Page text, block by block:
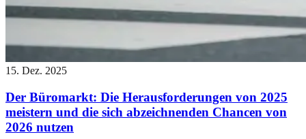
15. Dez. 2025
Der Büromarkt: Die Herausforderungen von 2025
meistern und die sich abzeichnenden Chancen von
2026 nutzen